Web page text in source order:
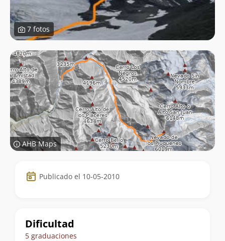
7 fotos
AHB Maps
Datos
de
ruta
Publicado el 10-05-2010
Dificultad
5 graduaciones